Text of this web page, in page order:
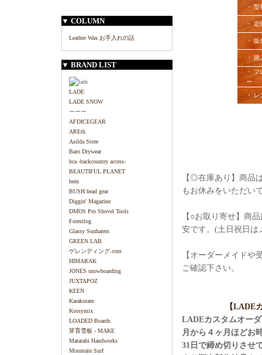
▼ COLUMN
Leather Wax お手入れの話
▼ BRAND LIST
LADE
LADE SNOW
ーーー
AFDICEGEAR
AREth
Asilda Store
Baro Drywear
bca -backcountry access-
BEAUTIFUL PLANET
bern
BUSH head gear
Diggin' Magazine
DMOS Pro Shovel Tools
Forestlog
Glassy Sunhaters
GREEN.LAB
ゲレンディング.com
HIMARAK
JONES snowboarding
JUXTAPOZ
KEEN
Karakoram
Kossymix
LOADED Boards
芽育雪板 - MAKE
Matatabi Handworks
Mountain Surf
・ 型
・ 定
・ 販
・ 購
・
ー
・ レ
【◎在庫あり】商品
もお休みをいただい
【○お取り寄せ】商
安です。(土日祝日は
【オーダーメイド
ご確認下さい。
【LADE
LADEカスタムオー
月から４ヶ月ほどお
31日で締め切りさせ